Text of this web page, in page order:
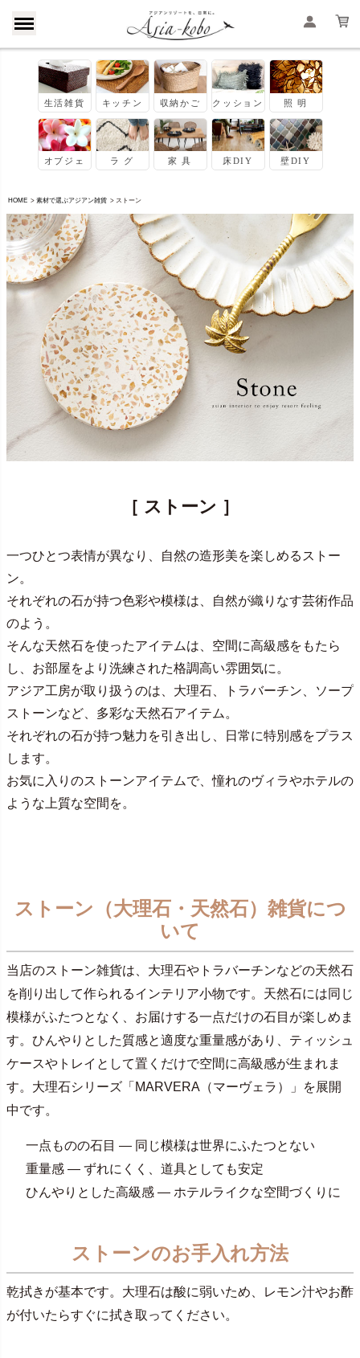
HOME 素材で選ぶアジアン雑貨 ストーン
［ ストーン ］
一つひとつ表情が異なり、自然の造形美を楽しめるストー
ン。
それぞれの石が持つ色彩や模様は、自然が織りなす芸術作品
のよう。
そんな天然石を使ったアイテムは、空間に高級感をもたら
し、お部屋をより洗練された格調高い雰囲気に。
アジア工房が取り扱うのは、大理石、トラバーチン、ソープ
ストーンなど、多彩な天然石アイテム。
それぞれの石が持つ魅力を引き出し、日常に特別感をプラス
します。
お気に入りのストーンアイテムで、憧れのヴィラやホテルの
ような上質な空間を。
ストーン（大理石・天然石）雑貨につ
いて
当店のストーン雑貨は、大理石やトラバーチンなどの天然石
を削り出して作られるインテリア小物です。天然石には同じ
模様がふたつとなく、お届けする一点だけの石目が楽しめま
す。ひんやりとした質感と適度な重量感があり、ティッシュ
ケースやトレイとして置くだけで空間に高級感が生まれま
す。大理石シリーズ「MARVERA（マーヴェラ）」を展開
中です。
一点ものの石目 — 同じ模様は世界にふたつとない
重量感 — ずれにくく、道具としても安定
ひんやりとした高級感 — ホテルライクな空間づくりに
ストーンのお手入れ方法
乾拭きが基本です。大理石は酸に弱いため、レモン汁やお酢
が付いたらすぐに拭き取ってください。